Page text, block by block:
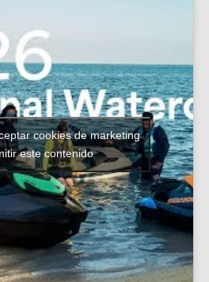
cookies de marketing
este contenido